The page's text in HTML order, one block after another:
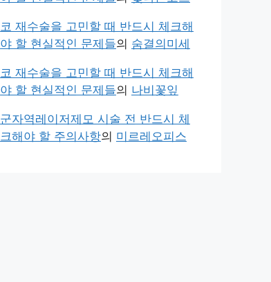
코 재수술을 고민할 때 반드시 체크해
야 할 현실적인 문제들의 숨결의미세
코 재수술을 고민할 때 반드시 체크해
야 할 현실적인 문제들의 나비꽃잎
군자역레이저제모 시술 전 반드시 체
크해야 할 주의사항의 미르레오피스